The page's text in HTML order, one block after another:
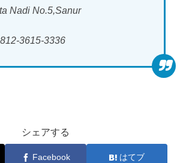
Nadi No.5,Sanur
3615-3336
シェアする
Facebook はてブ